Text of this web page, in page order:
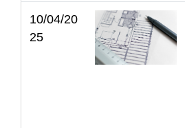
10/04/20
25